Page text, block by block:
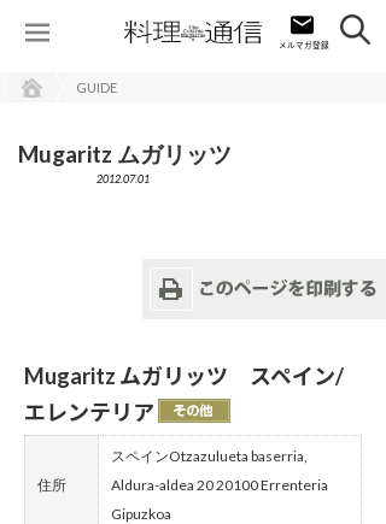
GUIDE
Mugaritz ムガリッツ
2012.07.01
Mugaritz ムガリッツ スペイン/
エレンテリア
住所
スペインOtzazulueta baserria,
Aldura-aldea 20 20100 Errenteria
Gipuzkoa